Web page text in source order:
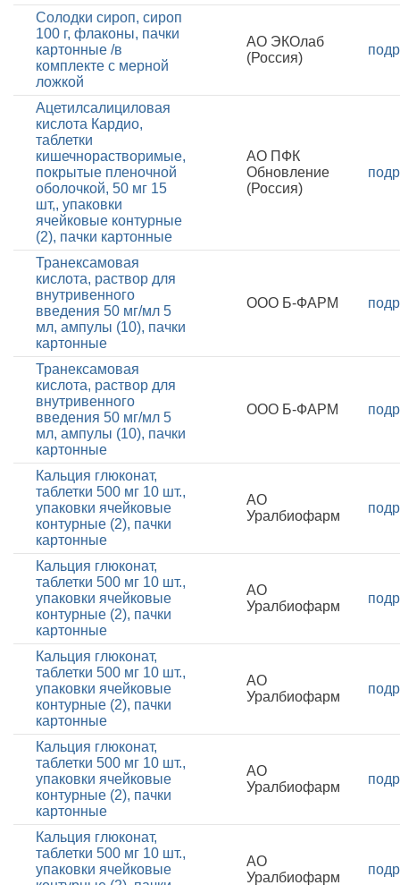
Солодки сироп, сироп
100 г, флаконы, пачки
картонные /в
комплекте с мерной
ложкой
АО ЭКОлаб
(Россия)
Ацетилсалициловая
кислота Кардио,
таблетки
кишечнорастворимые,
покрытые пленочной
оболочкой, 50 мг 15
шт,, упаковки
ячейковые контурные
(2), пачки картонные
АО ПФК
Обновление
(Россия)
Транексамовая
кислота, раствор для
внутривенного
введения 50 мг/мл 5
мл, ампулы (10), пачки
картонные
ООО Б-ФАРМ
Транексамовая
кислота, раствор для
внутривенного
введения 50 мг/мл 5
мл, ампулы (10), пачки
картонные
ООО Б-ФАРМ
Кальция глюконат,
таблетки 500 мг 10 шт.,
упаковки ячейковые
контурные (2), пачки
картонные
АО
Уралбиофарм
Кальция глюконат,
таблетки 500 мг 10 шт.,
упаковки ячейковые
контурные (2), пачки
картонные
АО
Уралбиофарм
Кальция глюконат,
таблетки 500 мг 10 шт.,
упаковки ячейковые
контурные (2), пачки
картонные
АО
Уралбиофарм
Кальция глюконат,
таблетки 500 мг 10 шт.,
упаковки ячейковые
контурные (2), пачки
картонные
АО
Уралбиофарм
Кальция глюконат,
таблетки 500 мг 10 шт.,
упаковки ячейковые
АО
Уралбиофарм